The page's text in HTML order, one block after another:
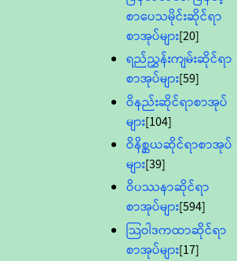
စာပေသမိုင်းဆိုင်ရာ
စာအုပ်များ[20]
ရည်ညွှန်းကျမ်းဆိုင်ရာ
စာအုပ်များ[59]
ဝိနည်းဆိုင်ရာစာအုပ်
များ[104]
ဝိနိစ္ဆယဆိုင်ရာစာအုပ်
များ[39]
ဝိပဿနာဆိုင်ရာ
စာအုပ်များ[594]
သြဝါဒကထာဆိုင်ရာ
စာအုပ်များ[17]